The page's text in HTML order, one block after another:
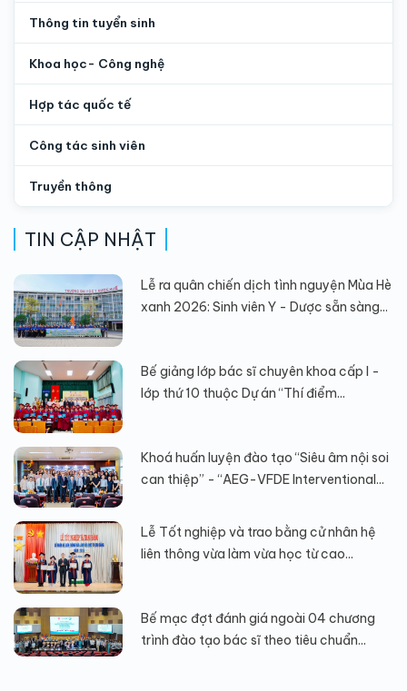
Thông tin tuyển sinh
Khoa học- Công nghệ
Hợp tác quốc tế
Công tác sinh viên
Truyền thông
TIN CẬP NHẬT
Lễ ra quân chiến dịch tình nguyện Mùa Hè
xanh 2026: Sinh viên Y - Dược sẵn sàng...
Bế giảng lớp bác sĩ chuyên khoa cấp I -
lớp thứ 10 thuộc Dự án “Thí điểm...
Khoá huấn luyện đào tạo “Siêu âm nội soi
can thiệp” - “AEG-VFDE Interventional...
Lễ Tốt nghiệp và trao bằng cử nhân hệ
liên thông vừa làm vừa học từ cao...
Bế mạc đợt đánh giá ngoài 04 chương
trình đào tạo bác sĩ theo tiêu chuẩn...